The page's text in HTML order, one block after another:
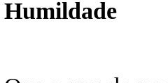
Humildade